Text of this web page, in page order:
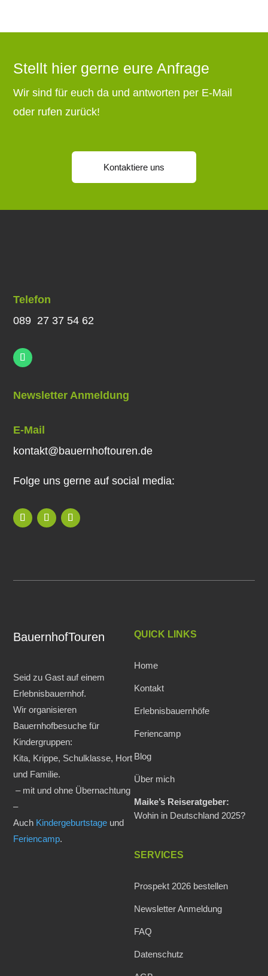
Stellt hier gerne eure Anfrage
Wir sind für euch da und antworten per E-Mail
oder rufen zurück!
Kontaktiere uns
Telefon
089 27 37 54 62
Newsletter Anmeldung
E-Mail
kontakt@bauernhoftouren.de
Folge uns gerne auf social media:
BauernhofTouren
Seid zu Gast auf einem
Erlebnisbauernhof.
Wir organisieren
Bauernhofbesuche für
Kindergruppen:
Kita, Krippe, Schulklasse, Hort
und Familie.
– mit und ohne Übernachtung
–
Auch Kindergeburtstage und
Feriencamp.
QUICK LINKS
Home
Kontakt
Erlebnisbauernhöfe
Feriencamp
Blog
Über mich
Maike’s Reiseratgeber:
Wohin in Deutschland 2025?
SERVICES
Prospekt 2026 bestellen
Newsletter Anmeldung
FAQ
Datenschutz